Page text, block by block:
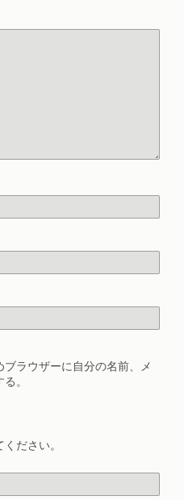
ラウザーに自分の名前、メ
。
ださい。